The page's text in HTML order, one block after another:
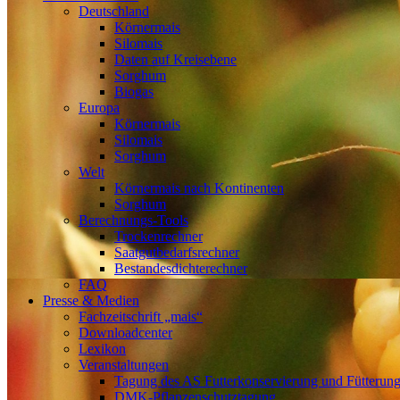
Deutschland
Körnermais
Silomais
Daten auf Kreisebene
Sorghum
Biogas
Europa
Körnermais
Silomais
Sorghum
Welt
Körnermais nach Kontinenten
Sorghum
Berechnungs-Tools
Trockenrechner
Saatgutbedarfsrechner
Bestandesdichterechner
FAQ
Presse & Medien
Fachzeitschrift „mais“
Downloadcenter
Lexikon
Veranstaltungen
Tagung des AS Futterkonservierung und Fütterung
DMK-Pflanzenschutztagung